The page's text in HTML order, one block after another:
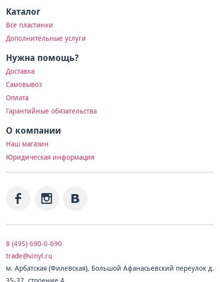
Каталог
Все пластинки
Дополнительные услуги
Нужна помощь?
Доставка
Самовывоз
Оплата
Гарантийные обязательства
О компании
Наш магазин
Юридическая информация
8 (495) 690-0-690
trade@vinyl.ru
м. Арбатская (Филевская), Большой Афанасьевский переулок д.